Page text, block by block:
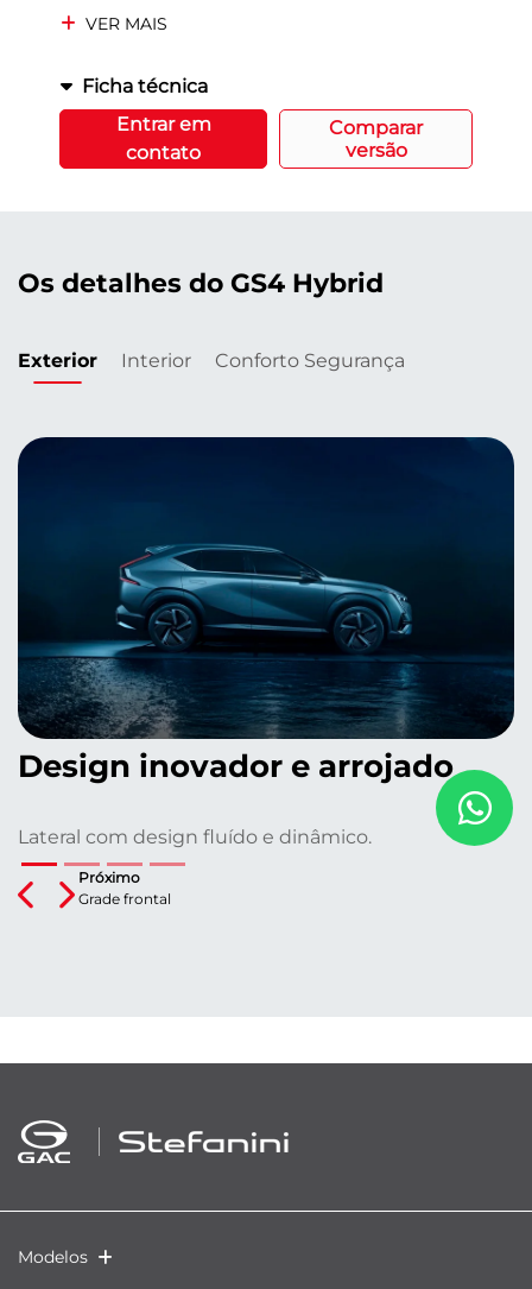
VER MAIS
Ficha técnica
Entrar em
contato
Comparar
versão
Os detalhes do GS4 Hybrid
Exterior Interior Conforto Segurança
Design inovador e arrojado
Lateral com design fluído e dinâmico.
Previous
Next
Próximo
Grade frontal
Modelos